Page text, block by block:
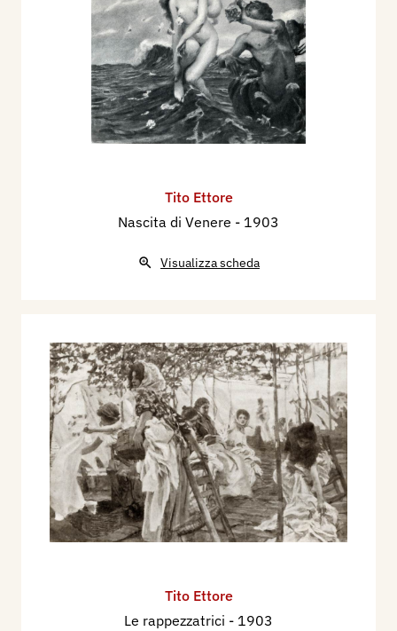
Tito Ettore
Nascita di Venere - 1903
Visualizza scheda
Tito Ettore
Le rappezzatrici - 1903